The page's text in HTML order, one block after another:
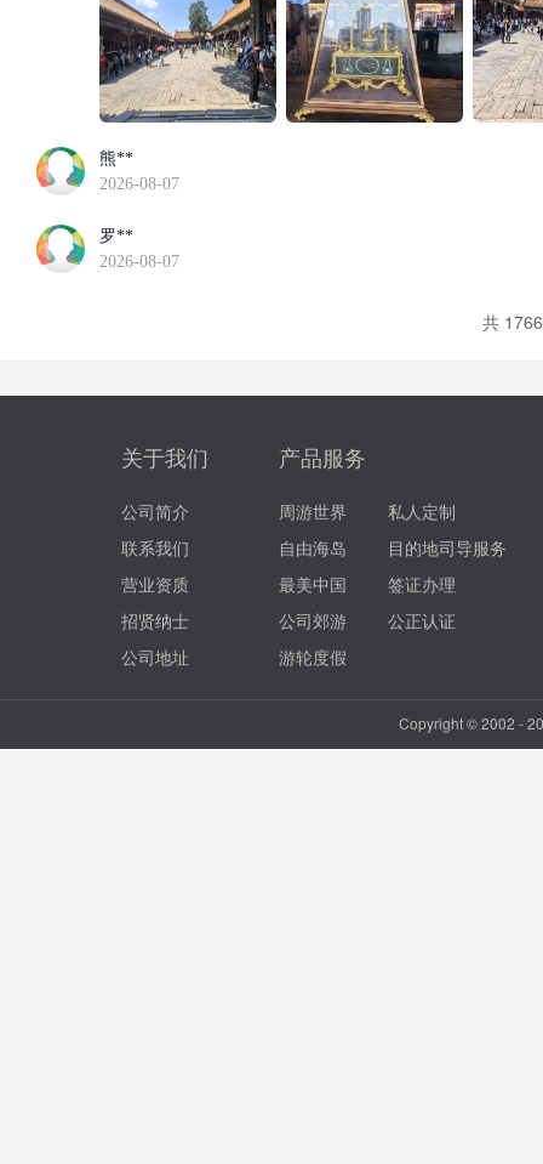
熊**
2026-08-07
罗**
2026-08-07
共
关于我们
公司简介
联系我们
营业资质
招贤纳士
公司地址
产品服务
周游世界
私人定制
自由海岛
目的地司导服务
最美中国
签证办理
公司郊游
公正认证
游轮度假
Copyright © 2002 -